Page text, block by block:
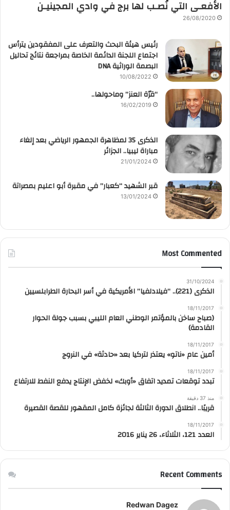
الأفعـى التي نُصـب لها برج في وادي المجينيـن
26/08/2020
رئيس هيئة البحث والتعرف على المفقودين يترأس
اجتماع اللجنة الدائمة الخاصة بمراجعة نتائج تحاليل
البصمة الوراثية DNA
10/08/2022
“قرّة العنز” وماحولها..
16/02/2019
الذكرى 35 لمظاهرة الجمهور الرياضي بعد إلغاء
مباراة ليبيا.. الجزائر
21/01/2024
قبر الشهيد “كعبار” في مقبرة أبو اعليم بمصراتة
13/01/2024
Most Commented
31/10/2024
الذكرى (221).. “فيلادلفيا” الأمريكية في أسر البحارة الطرابلسيين
18/11/2017
(صباح ساخن بالمؤتمر الوطني العام الليبي بسبب جولة الحوار
القادمة)
18/11/2017
أمين عام «ناتو» يعتذر لتركيا بعد «حادثة» في النروج
18/11/2017
تبدد توقعات تمديد اتفاق «أوبك» لخفض الإنتاج يدفع النفط للارتفاع
منذ 37 دقيقة
قريبًا.. انطلاق الدورة الثالثة لجائزة كامل المقهور للقصة القصيرة
18/11/2017
العدد 121، الثلاثاء، 26 يناير 2016
Recent Comments
Redwan Dagez